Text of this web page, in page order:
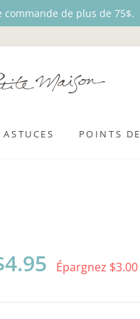
commande de plus de 75$.
POINTS
Épargnez $3.00